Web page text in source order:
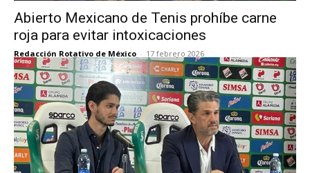
Abierto Mexicano de Tenis prohíbe carne
roja para evitar intoxicaciones
Redacción Rotativo de México - 17 febrero 2026